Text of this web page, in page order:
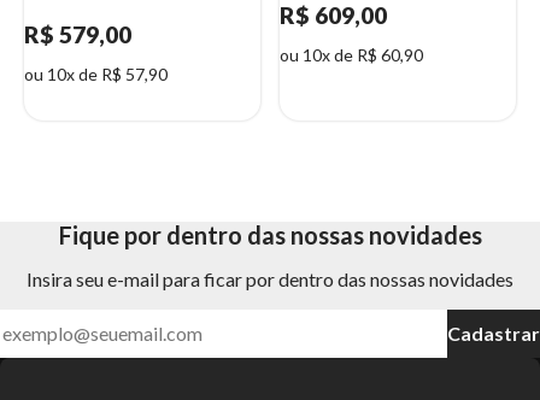
R$ 579,00
ou 10x de R$ 57,90
R$ 609,00
ou 10x de R$ 60,90
Fique por dentro das nossas novidades
Insira seu e-mail para ficar por dentro das nossas novidades
Cadastrar